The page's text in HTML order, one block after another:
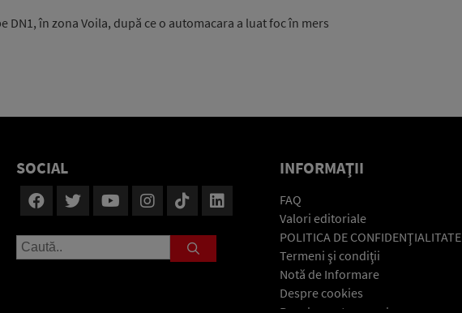
DN1, în zona Voila, după ce o automacara a luat foc în mers
SOCIAL INFORMAŢII
FAQ
Valori editoriale
POLITICA DE CONFIDENŢIALITATE
Termeni şi condiţii
Notă de Informare
Despre cookies